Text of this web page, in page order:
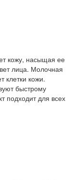
кожу, насыщая ее
лица. Молочная
клетки кожи.
быстрому
подходит для всех